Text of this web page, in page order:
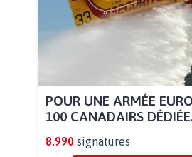
POUR UNE ARMÉE
100 CANADAIRS
8.990 signatures